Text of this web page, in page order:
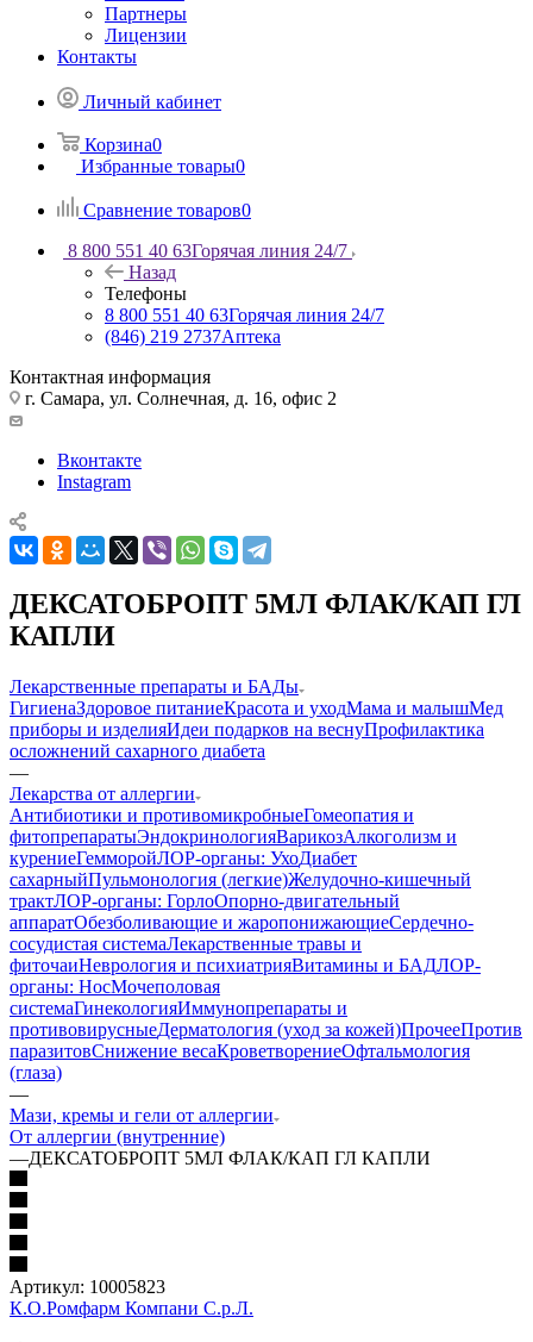
Партнеры
Лицензии
Контакты
Личный кабинет
Корзина0
Избранные товары0
Сравнение товаров0
8 800 551 40 63Горячая линия 24/7
Назад
Телефоны
8 800 551 40 63Горячая линия 24/7
(846) 219 2737Аптека
Контактная информация
г. Самара, ул. Солнечная, д. 16, офис 2
Вконтакте
Instagram
ДЕКСАТОБРОПТ 5МЛ ФЛАК/КАП ГЛ
КАПЛИ
Лекарственные препараты и БАДы
ГигиенаЗдоровое питаниеКрасота и уходМама и малышМед
приборы и изделияИдеи подарков на веснуПрофилактика
осложнений сахарного диабета
—
Лекарства от аллергии
Антибиотики и противомикробныеГомеопатия и
фитопрепаратыЭндокринологияВарикозАлкоголизм и
курениеГемморойЛОР-органы: УхоДиабет
сахарныйПульмонология (легкие)Желудочно-кишечный
трактЛОР-органы: ГорлоОпорно-двигательный
аппаратОбезболивающие и жаропонижающиеСердечно-
сосудистая системаЛекарственные травы и
фиточаиНеврология и психиатрияВитамины и БАДЛОР-
органы: НосМочеполовая
системаГинекологияИммунопрепараты и
противовирусныеДерматология (уход за кожей)ПрочееПротив
паразитовСнижение весаКроветворениеОфтальмология
(глаза)
—
Мази, кремы и гели от аллергии
От аллергии (внутренние)
—ДЕКСАТОБРОПТ 5МЛ ФЛАК/КАП ГЛ КАПЛИ
Артикул: 10005823
К.О.Ромфарм Компани С.р.Л.